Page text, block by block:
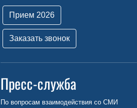
Прием 2026
Заказать звонок
Пресс-служба
По вопросам взаимодействия со СМИ